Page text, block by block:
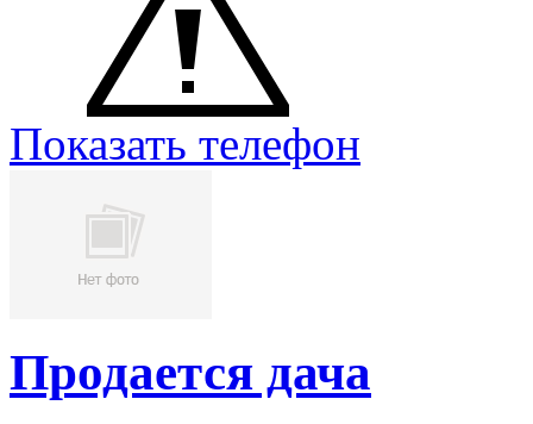
Показать телефон
Продается дача